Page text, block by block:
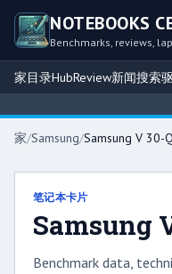
NOTEBOOKS
Benchmarks, reviews,
家目录HubReview新闻搜索
家/Samsung/Samsung V 30-
笔记本卡片
Samsung
Benchmark data,